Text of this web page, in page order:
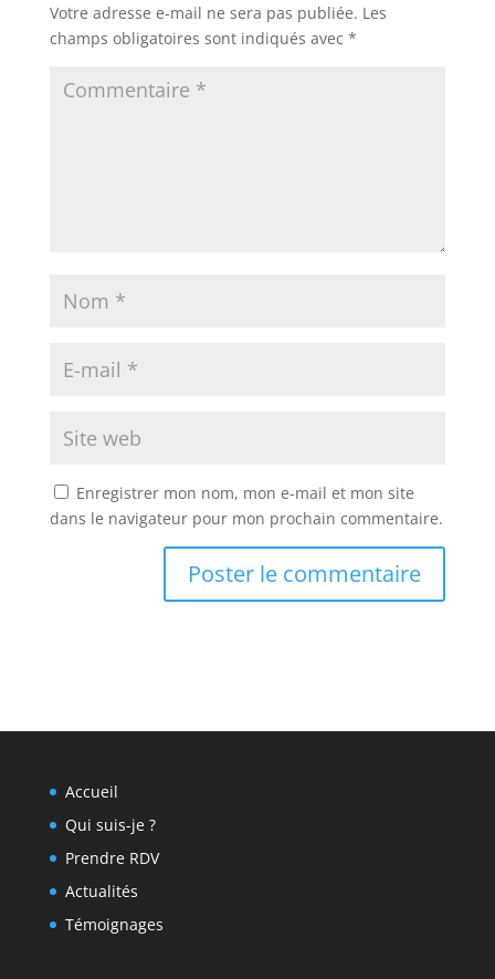
Votre adresse e-mail ne sera pas publiée. Les
champs obligatoires sont indiqués avec *
Enregistrer mon nom, mon e-mail et mon site
dans le navigateur pour mon prochain commentaire.
Accueil
Qui suis-je ?
Prendre RDV
Actualités
Témoignages